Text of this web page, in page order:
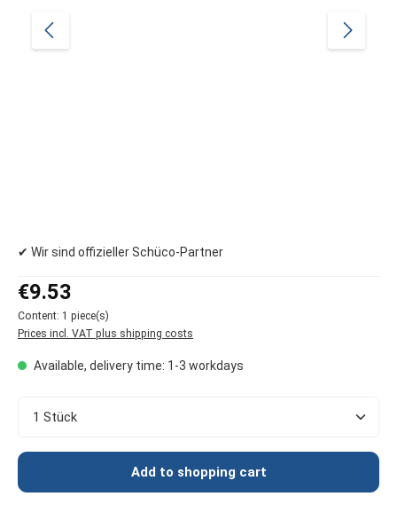
✔ Wir sind offizieller Schüco-Partner
Regular price:
€9.53
Content: 1 piece(s)
Prices incl. VAT plus shipping costs
Available, delivery time: 1-3 workdays
Product Quantity: Enter the desired amount or
Add to shopping cart